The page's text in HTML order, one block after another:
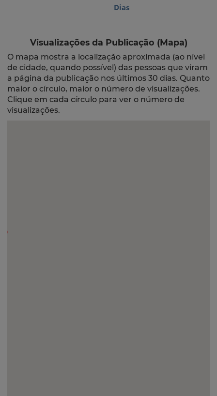
Dias
Visualizações da Publicação (Mapa)
O mapa mostra a localização aproximada (ao nível
de cidade, quando possível) das pessoas que viram
a página da publicação nos últimos 30 dias. Quanto
maior o círculo, maior o número de visualizações.
Clique em cada círculo para ver o número de
visualizações.